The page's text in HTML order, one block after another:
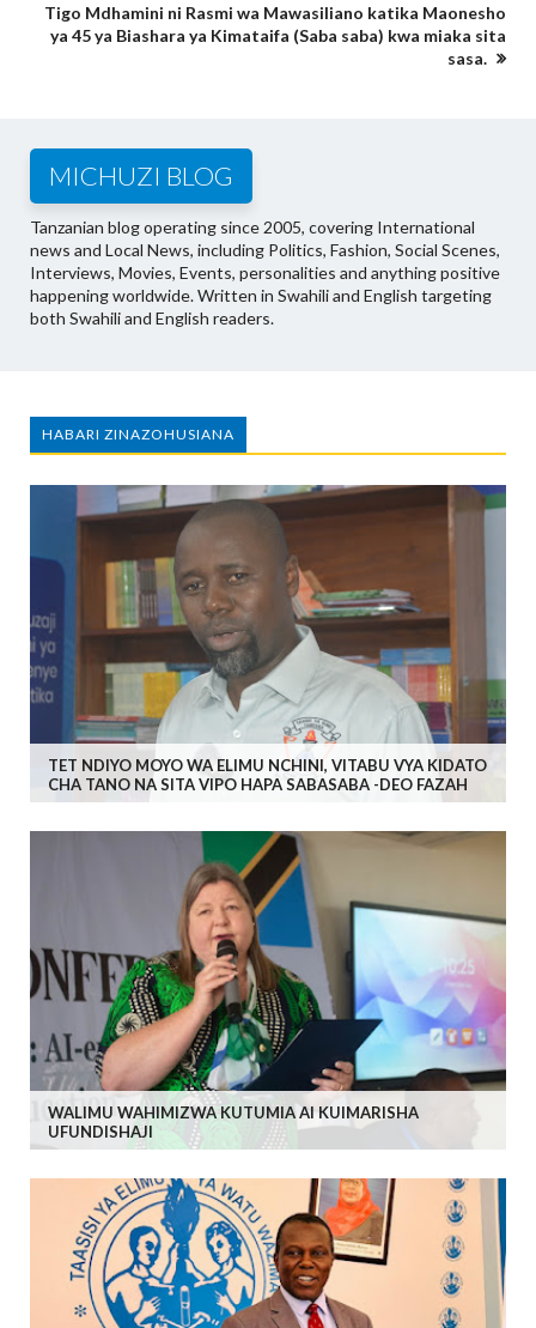
Tigo Mdhamini ni Rasmi wa Mawasiliano katika Maonesho
ya 45 ya Biashara ya Kimataifa (Saba saba) kwa miaka sita
sasa.
MICHUZI BLOG
Tanzanian blog operating since 2005, covering International
news and Local News, including Politics, Fashion, Social Scenes,
Interviews, Movies, Events, personalities and anything positive
happening worldwide. Written in Swahili and English targeting
both Swahili and English readers.
HABARI ZINAZOHUSIANA
TET NDIYO MOYO WA ELIMU NCHINI, VITABU VYA KIDATO
CHA TANO NA SITA VIPO HAPA SABASABA -DEO FAZAH
WALIMU WAHIMIZWA KUTUMIA AI KUIMARISHA
UFUNDISHAJI